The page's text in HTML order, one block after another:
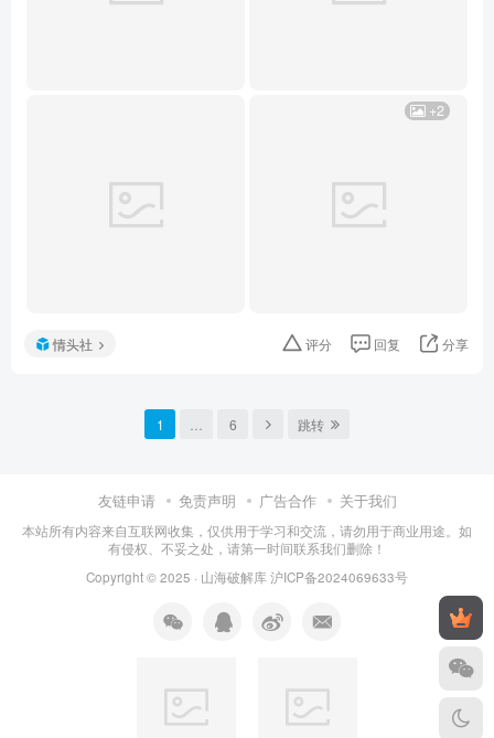
+2
情头社 评分 回复 分享
1 6 跳转
友链申请 免责声明 广告合作 关于我们
本站所有内容来自互联网收集，仅供用于学习和交流，请勿用于商业用途。如
有侵权、不妥之处，请第一时间联系我们删除！
Copyright © 2025 · 山海破解库沪ICP备2024069633号